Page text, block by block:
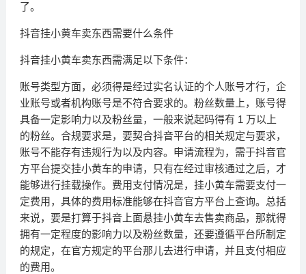
了。
抖音挂小黄车卖东西需要什么条件
抖音挂小黄车卖东西需满足以下条件：
账号类型方面，必须得是经过实名认证的个人账号才行，企
业账号或者机构账号是不符合要求的。粉丝数量上，账号得
具备一定影响力以及粉丝量，一般来说起码得有 1 万以上
的粉丝。合规要求是，要契合抖音平台的相关规定与要求，
账号不能存有违规行为以及内容。申请流程为，需于抖音官
方平台提交挂小黄车的申请，只有在经过审核通过之后，才
能够进行挂载操作。费用支付情况是，挂小黄车需要支付一
定费用，具体的费用标准能够在抖音官方平台上查询。总括
来说，要是打算于抖音上面悬挂小黄车去售卖商品，那就得
拥有一定程度的影响力以及粉丝数量，还要遵循平台所制定
的规定，在官方规定的平台那儿去进行申请，并且支付相应
的费用。